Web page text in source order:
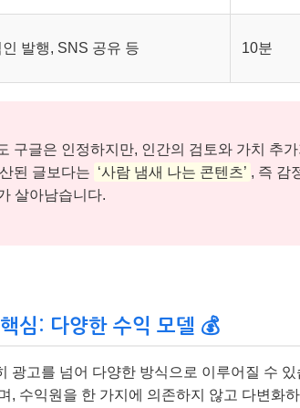
발행, SNS 공유 등 10분
구글은 인정하지만, 인간의 검토와 가치 추
된 글보다는 ‘사람 냄새 나는 콘텐츠’ , 즉 감
살아남습니다.
심: 다양한 수익 모델 💰
광고를 넘어 다양한 방식으로 이루어질 수
, 수익원을 한 가지에 의존하지 않고 다변화